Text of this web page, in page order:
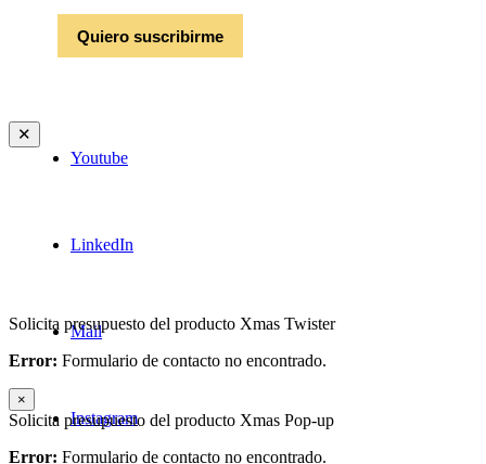
Menú Menú
Youtube
LinkedIn
Mail
Instagram
✕
Solicita presupuesto del producto Xmas Twister
Error: Formulario de contacto no encontrado.
×
Solicita presupuesto del producto Xmas Pop-up
Error: Formulario de contacto no encontrado.